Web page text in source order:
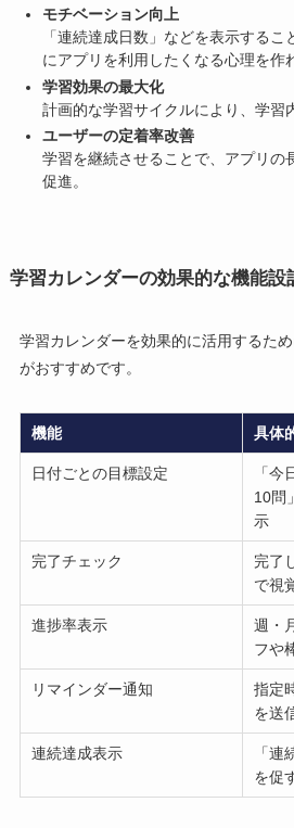
モチベーション向上
「連続達成日数」などを表示する
にアプリを利用したくなる心理を作
学習効果の最大化
計画的な学習サイクルにより、学習
ユーザーの定着率改善
学習を継続させることで、アプリの
促進。
学習カレンダーの効果的な機能設
学習カレンダーを効果的に活用するた
がおすすめです。
機能 具体
日付ごとの目標設定
「
10問
示
完了チェック
完了
で視
進捗率表示
週・
フや
リマインダー通知
指定
を送
連続達成表示
「
を促